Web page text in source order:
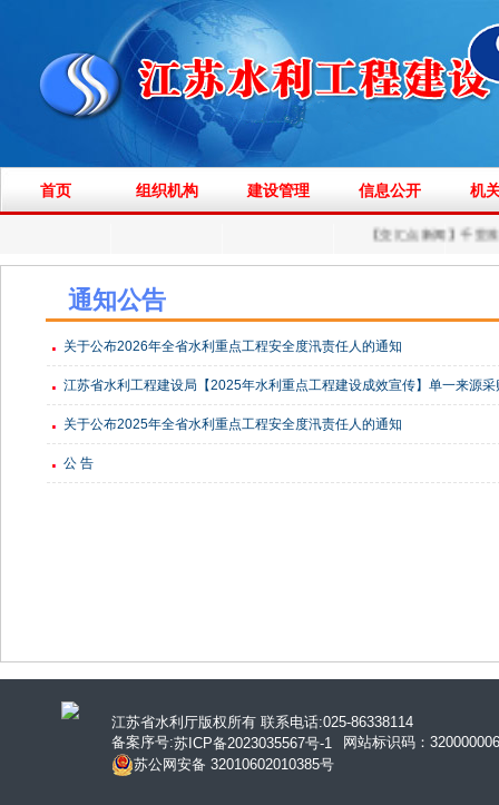
首页 组织机构 建设管理 信息公开 机
通知公告
关于公布2026年全省水利重点工程安全度汛责任人的通知
江苏省水利工程建设局【2025年水利重点工程建设成效宣传】单一来源采
关于公布2025年全省水利重点工程安全度汛责任人的通知
公 告
江苏省水利厅版权所有 联系电话:025-86338114
备案序号:苏ICP备2023035567号-1
网站标识码：
苏公网安备 32010602010385号